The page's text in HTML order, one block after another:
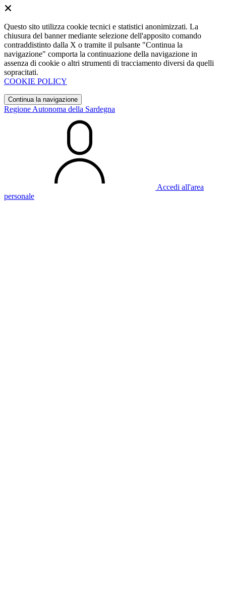
Questo sito utilizza cookie tecnici e statistici anonimizzati. La
chiusura del banner mediante selezione dell'apposito comando
contraddistinto dalla X o tramite il pulsante "Continua la
navigazione" comporta la continuazione della navigazione in
assenza di cookie o altri strumenti di tracciamento diversi da quelli
sopracitati.
COOKIE POLICY
Continua la navigazione
Regione Autonoma della Sardegna
Accedi all'area
personale